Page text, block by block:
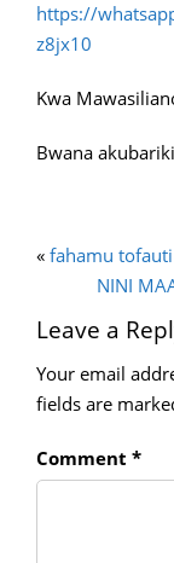
https://
z8jx10
Kwa
Bwana
« fahamu
NINI
Leave a
Your email
fields are
Comment *